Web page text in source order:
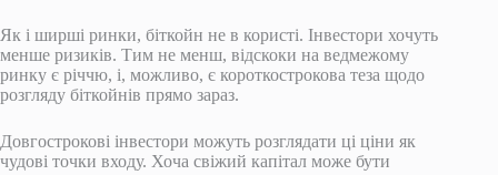
Як і ширші ринки, біткойн не в користі. Інвестори хочуть
менше ризиків. Тим не менш, відскоки на ведмежому
ринку є річчю, і, можливо, є короткострокова теза щодо
розгляду біткойнів прямо зараз.
Довгострокові інвестори можуть розглядати ці ціни як
чудові точки входу. Хоча свіжий капітал може бути